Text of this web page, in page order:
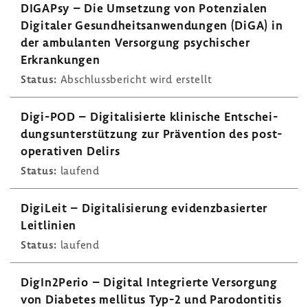
DIGAPsy – Die Umset­zung von Poten­zialen
Digi­taler Gesund­heits­an­wen­dungen (DiGA) in
der ambu­lanten Versor­gung psychi­scher
Erkran­kungen
Status: Abschluss­be­richt wird erstellt
Digi-​POD – Digi­ta­li­sierte klini­sche Entschei­
dungs­un­ter­stüt­zung zur Präven­tion des post­
ope­ra­tiven Delirs
Status: laufend
Digi­Leit – Digi­ta­li­sie­rung evidenz­ba­sierter
Leit­li­nien
Status: laufend
DigIn2Perio – Digital Inte­grierte Versor­gung
von Diabetes mellitus Typ-2 und Parodon­titis